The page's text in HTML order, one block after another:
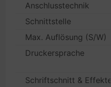
Anschlusstechnik
Schnittstelle
Max. Auflösung (S/W)
Druckersprache
Schriftschnitt & Effekte